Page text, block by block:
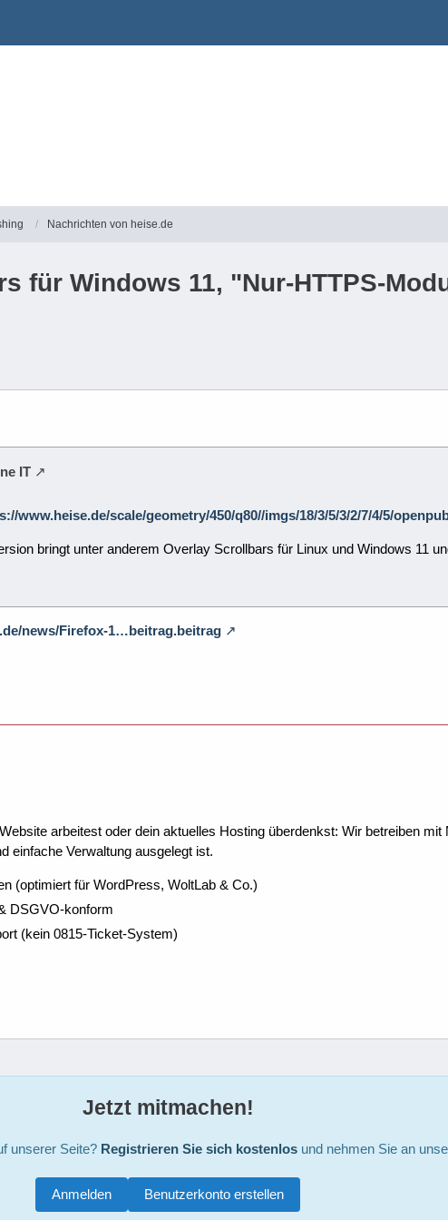
Nachrichten von heise.de
für Windows 11, "Nur-HTTPS-
IT
www.heise.de/scale/geometry/450/q80//imgs/18/3/5/3/2/7/4/5/
bringt unter anderem Overlay Scrollbars für Linux und Windows 11
news/Firefox-1…beitrag.beitrag
arbeitest oder dein aktuelles Hosting überdenkst: Wir betreiben
einfache Verwaltung ausgelegt ist.
(optimiert für WordPress, WoltLab & Co.)
DSGVO-konform
(kein 0815-Ticket-System)
Jetzt mitmachen!
unserer Seite? Registrieren Sie sich kostenlosund nehmen Sie an
Benutzerkonto erstellen
Anmelden